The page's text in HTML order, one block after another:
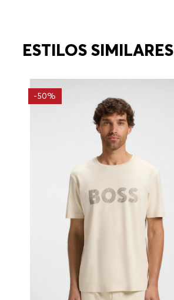
ESTILOS SIMILARES
-50%